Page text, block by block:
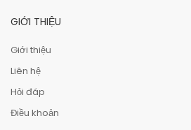
GIỚI THIỆU
Giới thiệu
Liên hệ
Hỏi đáp
Điều khoản